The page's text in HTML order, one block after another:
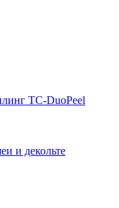
TC-DuoPeel
и декольте